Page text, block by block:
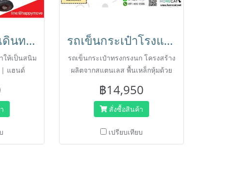
รถเข็นกระเป๋าเดินทาง2ล้อ รถเข็นสแตนเลส รถเข็นบริการลูกค้า รถเข็นโรงแรม รถเข็น2ล้อพับได้ HORECAT code 24724
ให้เป็นสนิม
| แฮนด์
ลักกษณะ
กหล่นขณะ
สีน้ำเงิน
อนทำให้
รถเข็นกระเป๋าโรงแรมสแตนเลส ทรงกรงนก รถเข็นโรงแรม รถเข็นสแตนเลส รถเข็นกระเป๋าลูกค้า HORECAT code 53472
รถเข็นกระเป๋าทรงกรงนก โครงสร้าง
ผลิตจากสแตนเลส พื้นเหล็กหุ้มด้วย
กระแทก รูปทรงสวยงาม หรูหรา ติด
ตั้งลูกล้อยางเทาขนาด 200 มม. รับ
น้ำหนักได้ 500 กก.
฿14,950
สั่งซื้อสินค้า
เปรียบเทียบ